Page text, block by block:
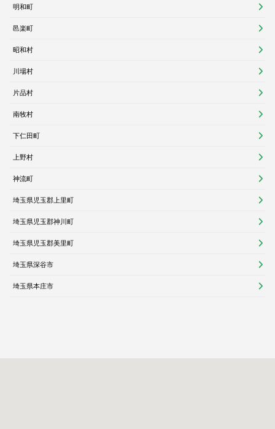
明和町
邑楽町
昭和村
川場村
片品村
南牧村
下仁田町
上野村
神流町
埼玉県児玉郡上里町
埼玉県児玉郡神川町
埼玉県児玉郡美里町
埼玉県深谷市
埼玉県本庄市